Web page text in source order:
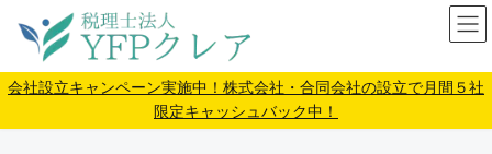
ン
ツ
ー
シ
会社設立キャンペーン実施中！株式会社・合同会社の設立で月間５社
限定キャッシュバック中！